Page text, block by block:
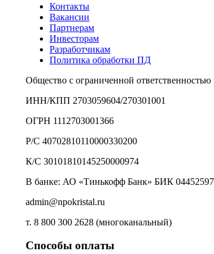
Контакты
Вакансии
Партнерам
Инвесторам
Разработчикам
Политика обработки ПД
Общество с ограниченной
ИНН/КПП 2703059604/270301001
ОГРН 1112703001366
Р/С 40702810110000330200
К/С 30101810145250000974
В банке: АО «Тинькофф Банк» БИК
admin@npokristal.ru
т. 8 800 300 2628 (многоканальный)
Способы оплаты